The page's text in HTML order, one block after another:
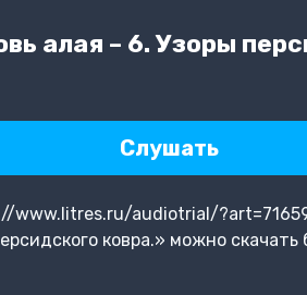
алая – 6. Узоры
Слушать
www.litres.ru/audiotrial/
ковра.» можно скачать